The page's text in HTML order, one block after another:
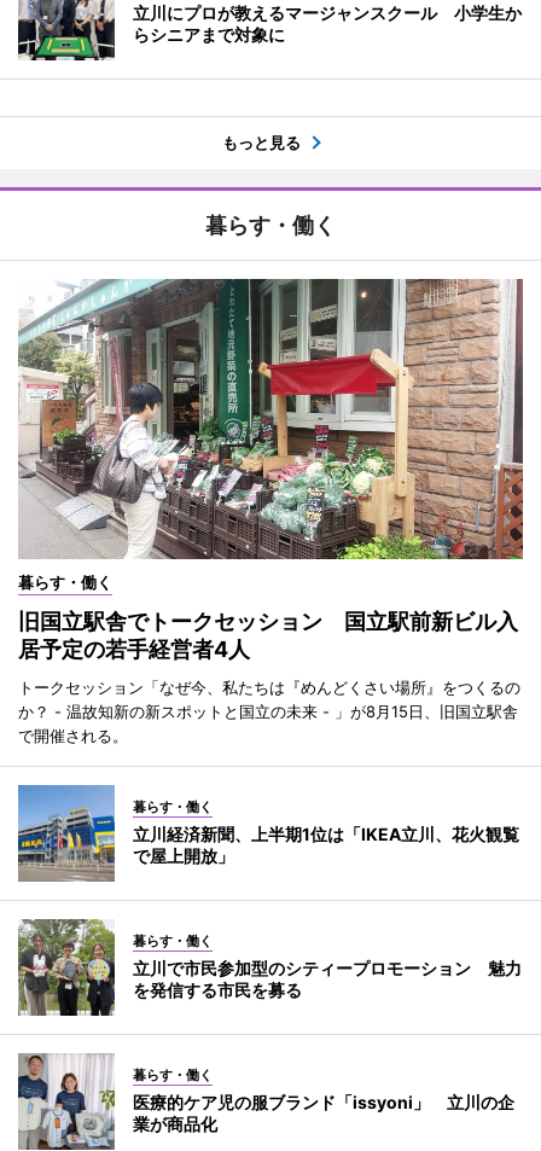
立川にプロが教えるマージャンスクール 小学生か
らシニアまで対象に
もっと見る
暮らす・働く
暮らす・働く
旧国立駅舎でトークセッション 国立駅前新ビル入
居予定の若手経営者4人
トークセッション「なぜ今、私たちは『めんどくさい場所』をつくるの
か？ - 温故知新の新スポットと国立の未来 - 」が8月15日、旧国立駅舎
で開催される。
暮らす・働く
立川経済新聞、上半期1位は「IKEA立川、花火観覧
で屋上開放」
暮らす・働く
立川で市民参加型のシティープロモーション 魅力
を発信する市民を募る
暮らす・働く
医療的ケア児の服ブランド「issyoni」 立川の企
業が商品化